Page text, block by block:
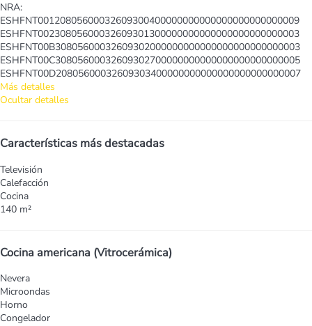
NRA:
ESHFNT00120805600032609300400000000000000000000000009
ESHFNT00230805600032609301300000000000000000000000003
ESHFNT00B30805600032609302000000000000000000000000003
ESHFNT00C30805600032609302700000000000000000000000005
ESHFNT00D20805600032609303400000000000000000000000007
Más detalles
Ocultar detalles
Características más destacadas
Televisión
Calefacción
Cocina
140 m²
Cocina americana (Vitrocerámica)
Nevera
Microondas
Horno
Congelador